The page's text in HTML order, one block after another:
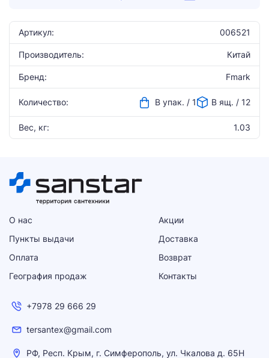
Артикул: 006521
Производитель: Китай
Бренд: Fmark
Количество: В упак. / 1 В ящ. / 12
Вес, кг: 1.03
О нас
Акции
Пункты выдачи
Доставка
Оплата
Возврат
География продаж
Контакты
+7978 29 666 29
tersantex@gmail.com
РФ, Респ. Крым, г. Симферополь, ул. Чкалова д. 65Н